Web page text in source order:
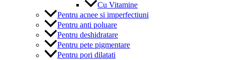
Cu Vitamine
Pentru acnee si imperfectiuni
Pentru anti poluare
Pentru deshidratare
Pentru pete pigmentare
Pentru pori dilatati